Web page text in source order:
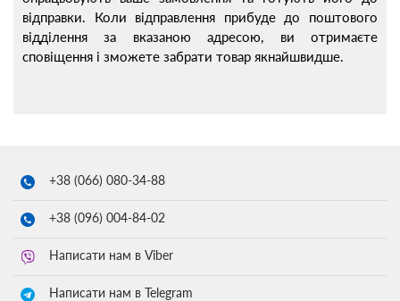
відправки. Коли відправлення прибуде до поштового
відділення за вказаною адресою, ви отримаєте
сповіщення і зможете забрати товар якнайшвидше.
+38 (066) 080-34-88
+38 (096) 004-84-02
Написати нам в Viber
Написати нам в Telegram